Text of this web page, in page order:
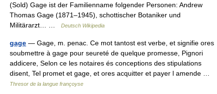
(Sold) Gage ist der Familienname folgender Personen: Andrew
Thomas Gage (1871–1945), schottischer Botaniker und
Militärarzt… …
Deutsch Wikipedia
gage — Gage, m. penac. Ce mot tantost est verbe, et signifie ores
soubmettre à gage pour seureté de quelque promesse, Pignori
addicere, Selon ce les notaires és conceptions des stipulations
disent, Tel promet et gage, et ores acquitter et payer l amende …
Thresor de la langue françoyse